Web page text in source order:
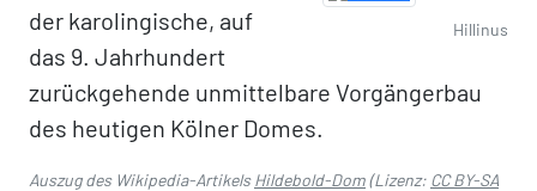
Hillinus
der karolingische, auf
das 9. Jahrhundert
zurückgehende unmittelbare Vorgängerbau
des heutigen Kölner Domes.
Auszug des Wikipedia-ArtikelsHildebold-Dom(Lizenz: CC BY-SA